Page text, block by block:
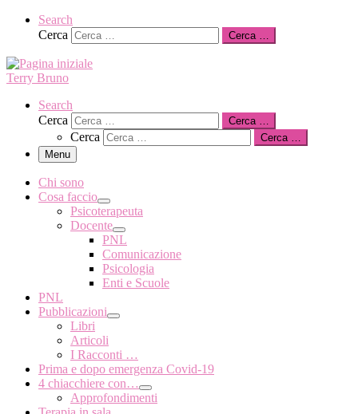
Search
Cerca
Cerca …
Terry Bruno
Search
Cerca
Cerca …
Cerca
Cerca …
Menu
Chi sono
Cosa faccio
Psicoterapeuta
Docente
PNL
Comunicazione
Psicologia
Enti e Scuole
PNL
Pubblicazioni
Libri
Articoli
I Racconti …
Prima e dopo emergenza Covid-19
4 chiacchiere con…
Approfondimenti